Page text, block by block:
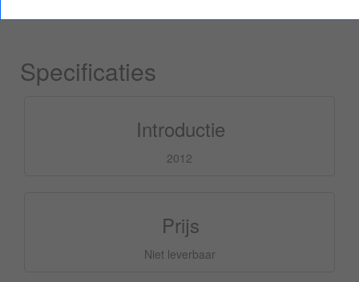
Specificaties
Introductie
2012
Prijs
Niet leverbaar